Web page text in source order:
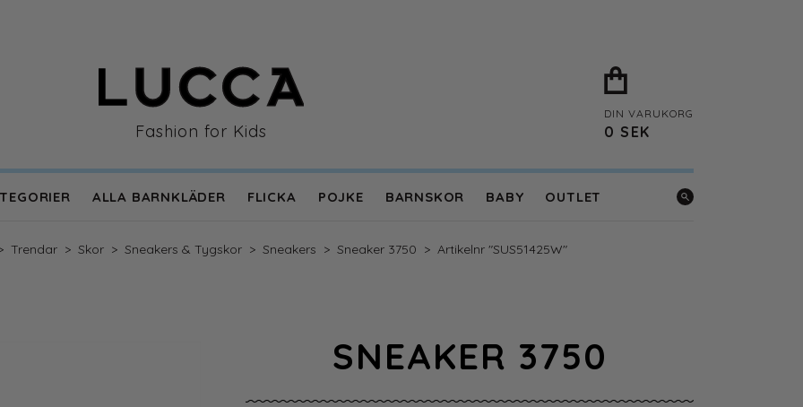
DIN VARUKORG
0 SEK
Fashion for Kids
ALLA BARNKLÄDER FLICKA POJKE BARNSKOR BABY OUTLET
Trendar > Skor > Sneakers & Tygskor > Sneakers > Sneaker 3750 > Artikelnr "SUS51425W"
SNEAKER 3750